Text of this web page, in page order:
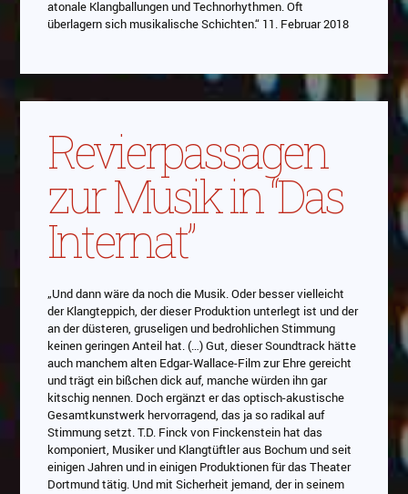
atonale Klangballungen und Technorhythmen. Oft
überlagern sich musikalische Schichten.“ 11. Februar 2018
Revierpassagen
zur Musik in “Das
Internat”
„Und dann wäre da noch die Musik. Oder besser vielleicht
der Klangteppich, der dieser Produktion unterlegt ist und der
an der düsteren, gruseligen und bedrohlichen Stimmung
keinen geringen Anteil hat. (…) Gut, dieser Soundtrack hätte
auch manchem alten Edgar-Wallace-Film zur Ehre gereicht
und trägt ein bißchen dick auf, manche würden ihn gar
kitschig nennen. Doch ergänzt er das optisch-akustische
Gesamtkunstwerk hervorragend, das ja so radikal auf
Stimmung setzt. T.D. Finck von Finckenstein hat das
komponiert, Musiker und Klangtüftler aus Bochum und seit
einigen Jahren und in einigen Produktionen für das Theater
Dortmund tätig. Und mit Sicherheit jemand, der in seinem